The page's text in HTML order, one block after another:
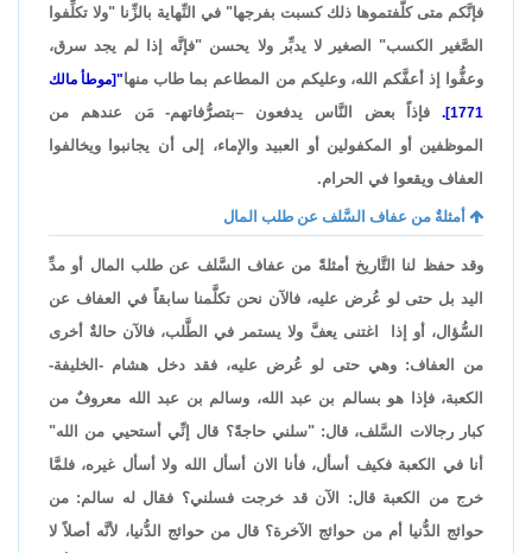
فإنَّكم متى كلَّفتموها ذلك كسبت بفرجها" في النِّهاية بالزِّنا "ولا تكلِّفوا
الصَّغير الكسب" الصغير لا يدبِّر ولا يحسن "فإنَّه إذا لم يجد سرق،
وعفُّوا إذ أعفَّكم الله، وعليكم من المطاعم بما طاب منها"[موطأ مالك
1771].
فإذاً بعض النَّاس يدفعون –بتصرُّفاتهم- مَن عندهم من
الموظفين أو المكفولين أو العبيد والإماء، إلى أن يجانبوا ويخالفوا
العفاف ويقعوا في الحرام.
أمثلةٌ من عفاف السَّلف عن طلب المال
وقد حفظ لنا التَّاريخ أمثلةً من عفاف السَّلف عن طلب المال أو مدِّ
اليد بل حتى لو عُرض عليه، فالآن نحن تكلَّمنا سابقاً في العفاف عن
السُّؤال، أو إذا اغتنى يعفَّ ولا يستمر في الطَّلب، فالآن حالةٌ أخرى
من العفاف: وهي حتى لو عُرض عليه، فقد دخل هشام -الخليفة-
الكعبة، فإذا هو بسالم بن عبد الله، وسالم بن عبد الله معروفٌ من
كبار رجالات السَّلف، قال: "سلني حاجةً؟ قال إنِّي أستحيي من الله"
أنا في الكعبة فكيف أسأل، فأنا الان أسأل الله ولا أسأل غيره، فلمَّا
خرج من الكعبة قال: الآن قد خرجت فسلني؟ فقال له سالم: من
حوائج الدُّنيا أم من حوائج الآخرة؟ قال من حوائج الدُّنيا، لأنَّه أصلاً لا